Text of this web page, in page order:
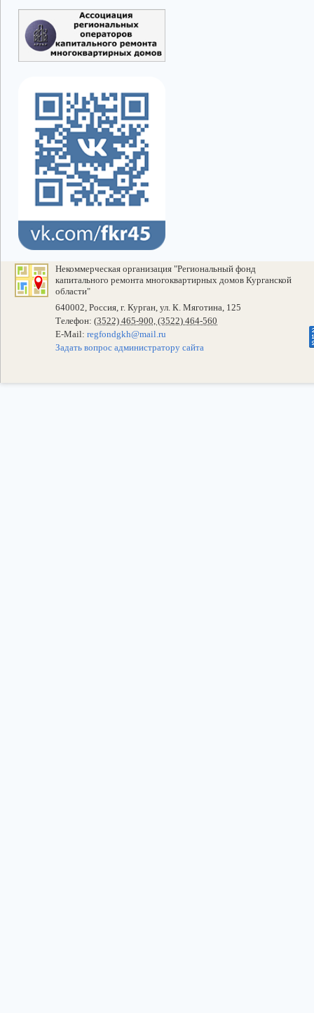
Некоммерческая организация "Региональный фонд
капитального ремонта многоквартирных домов Курганской
области"
640002, Россия, г. Курган, ул. К. Мяготина, 125
Телефон: (3522) 465-900, (3522) 464-560
E-Mail: regfondgkh@mail.ru
Задать вопрос администратору сайта